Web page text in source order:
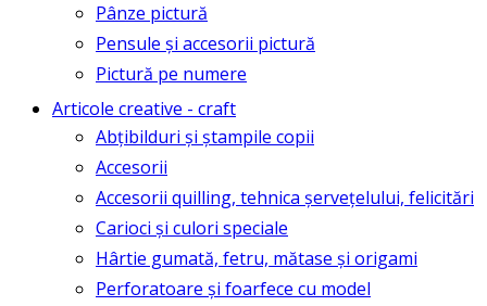
Pânze pictură
Pensule și accesorii pictură
Pictură pe numere
Articole creative - craft
Abțibilduri și ștampile copii
Accesorii
Accesorii quilling, tehnica șervețelului, felicitări
Carioci și culori speciale
Hârtie gumată, fetru, mătase și origami
Perforatoare și foarfece cu model